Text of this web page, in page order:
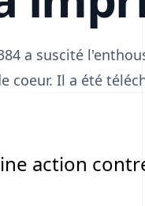
a suscité
coeur. Il a été
action